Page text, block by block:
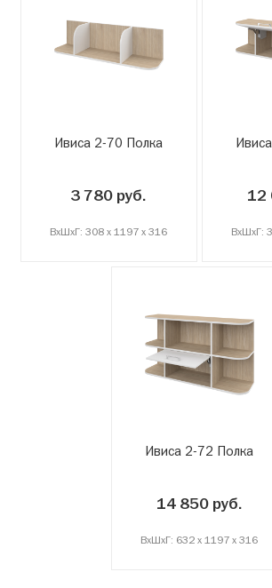
Ивиса 2-70 Полка
3 780 руб.
ВxШxГ: 308 x 1197 x 316
12
ВxШxГ:
Ивиса 2-72 Полка
14 850 руб.
ВxШxГ: 632 x 1197 x 316